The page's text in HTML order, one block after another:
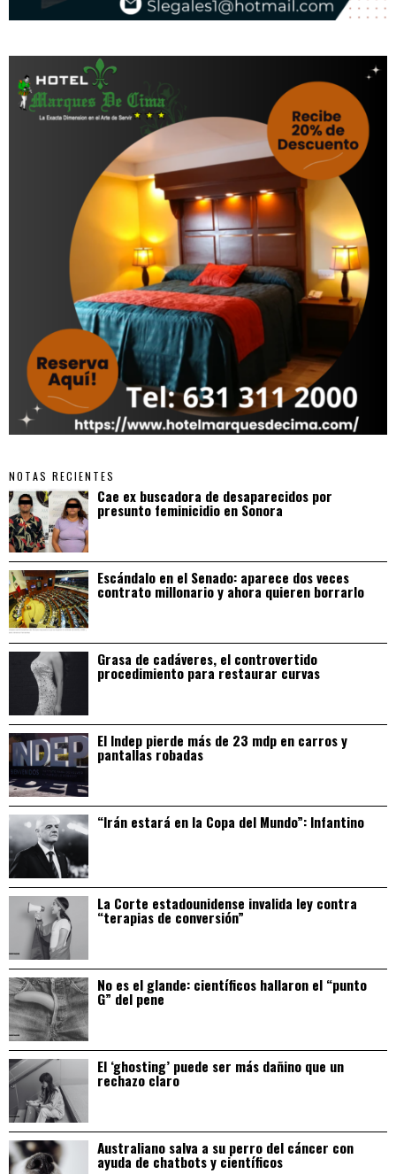
NOTAS RECIENTES
Cae ex buscadora de desaparecidos por
presunto feminicidio en Sonora
Escándalo en el Senado: aparece dos veces
contrato millonario y ahora quieren borrarlo
Grasa de cadáveres, el controvertido
procedimiento para restaurar curvas
El Indep pierde más de 23 mdp en carros y
pantallas robadas
“Irán estará en la Copa del Mundo”: Infantino
La Corte estadounidense invalida ley contra
“terapias de conversión”
No es el glande: científicos hallaron el “punto
G” del pene
El ‘ghosting’ puede ser más dañino que un
rechazo claro
Australiano salva a su perro del cáncer con
ayuda de chatbots y científicos